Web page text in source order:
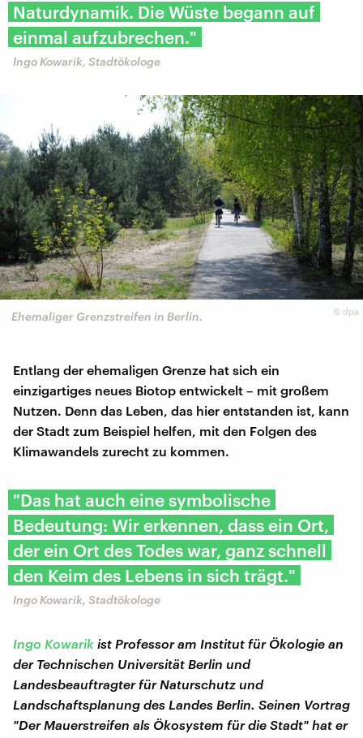
Naturdynamik. Die Wüste begann auf
einmal aufzubrechen."
Ingo Kowarik, Stadtökologe
© dpa
Ehemaliger Grenzstreifen in Berlin.
Entlang der ehemaligen Grenze hat sich ein
einzigartiges neues Biotop entwickelt – mit großem
Nutzen. Denn das Leben, das hier entstanden ist, kann
der Stadt zum Beispiel helfen, mit den Folgen des
Klimawandels zurecht zu kommen.
"Das hat auch eine symbolische
Bedeutung: Wir erkennen, dass ein Ort,
der ein Ort des Todes war, ganz schnell
den Keim des Lebens in sich trägt."
Ingo Kowarik, Stadtökologe
Ingo Kowarik ist Professor am Institut für Ökologie an
der Technischen Universität Berlin und
Landesbeauftragter für Naturschutz und
Landschaftsplanung des Landes Berlin. Seinen Vortrag
"Der Mauerstreifen als Ökosystem für die Stadt" hat er